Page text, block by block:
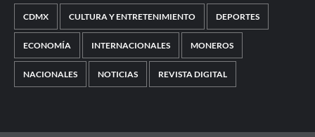
CDMX CULTURA Y ENTRETENIMIENTO DEPORTES
ECONOMÍA INTERNACIONALES MONEROS
NACIONALES NOTICIAS REVISTA DIGITAL